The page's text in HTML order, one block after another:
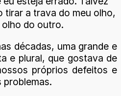
tirar a trava do meu olho,
do outro.
décadas, uma grande e
e plural, que gostava de
próprios defeitos e